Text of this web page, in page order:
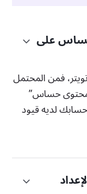
على
فمن المحتمل
محتوى حساس”
لديه قيود